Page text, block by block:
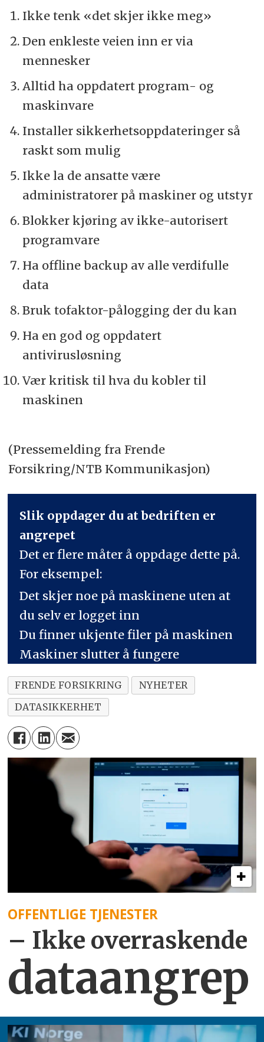
Ikke tenk «det skjer ikke meg»
Den enkleste veien inn er via
mennesker
Alltid ha oppdatert program- og
maskinvare
Installer sikkerhetsoppdateringer så
raskt som mulig
Ikke la de ansatte være
administratorer på maskiner og utstyr
Blokker kjøring av ikke-autorisert
programvare
Ha offline backup av alle verdifulle
data
Bruk tofaktor-pålogging der du kan
Ha en god og oppdatert
antivirusløsning
Vær kritisk til hva du kobler til
maskinen
(Pressemelding fra Frende
Forsikring/NTB Kommunikasjon)
Slik oppdager du at bedriften er
angrepet
Det er flere måter å oppdage dette på.
For eksempel:
Det skjer noe på maskinene uten at
du selv er logget inn
Du finner ukjente filer på maskinen
Maskiner slutter å fungere
FRENDE FORSIKRING
NYHETER
DATASIKKERHET
OFFENTLIGE TJENESTER
– Ikke overraskende
dataangrep